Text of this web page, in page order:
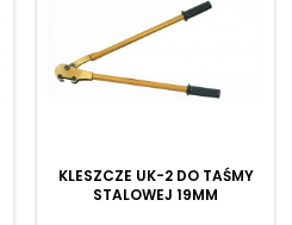
KLESZCZE UK-2 DO TAŚMY
STALOWEJ 19MM